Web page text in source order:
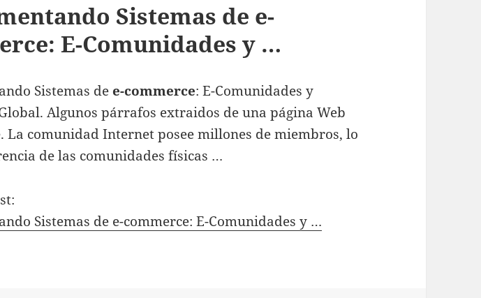
Sistemas de e-
E-Comunidades y …
Sistemas de e-commerce: E-Comunidades y
Algunos párrafos extraidos de una página Web
La comunidad Internet posee millones de miembros, lo
de las comunidades físicas …
Sistemas de e-commerce: E-Comunidades y …